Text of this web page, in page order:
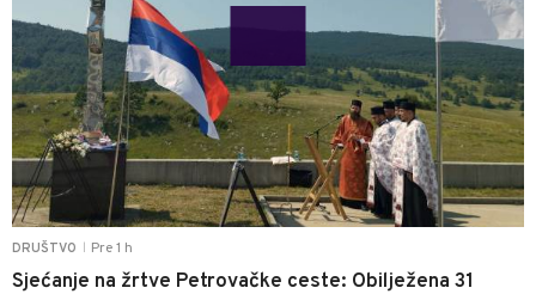
DRUŠTVO Pre 1 h
Sjećanje na žrtve Petrovačke ceste: Obilježena 31